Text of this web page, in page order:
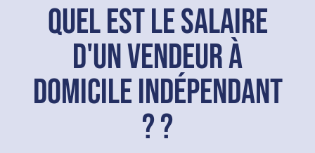
Quel est le salaire
d'un vendeur à
domicile indépendant
? ?